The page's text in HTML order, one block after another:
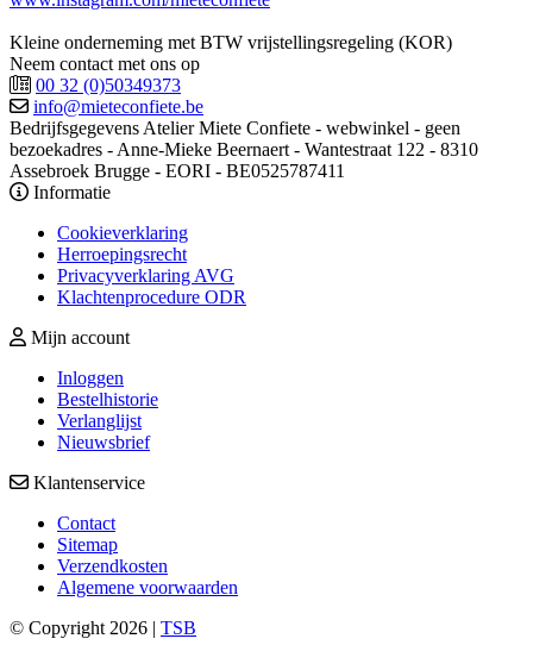
Kleine onderneming met BTW vrijstellingsregeling (KOR)
Neem contact met ons op
00 32 (0)50349373
info@mieteconfiete.be
Bedrijfsgegevens Atelier Miete Confiete - webwinkel - geen
bezoekadres - Anne-Mieke Beernaert - Wantestraat 122 - 8310
Assebroek Brugge - EORI - BE0525787411
Informatie
Cookieverklaring
Herroepingsrecht
Privacyverklaring AVG
Klachtenprocedure ODR
Mijn account
Inloggen
Bestelhistorie
Verlanglijst
Nieuwsbrief
Klantenservice
Contact
Sitemap
Verzendkosten
Algemene voorwaarden
© Copyright 2026 | TSB